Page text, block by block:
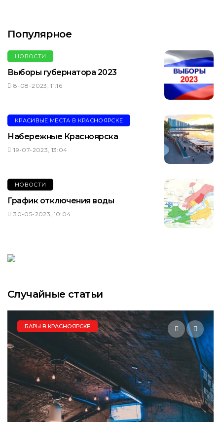
Популярное
НОВОСТИ
Выборы губернатора 2023
8-08-2023, 11:16
КРАСИВЫЕ МЕСТА В КРАСНОЯРСКЕ
Набережные Красноярска
19-07-2023, 13:04
НОВОСТИ
График отключения воды
30-05-2023, 10:04
Случайные статьи
БАРЫ В КРАСНОЯРСКЕ